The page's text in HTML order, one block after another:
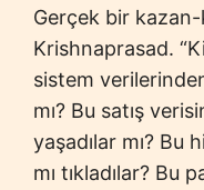
Gerçek bir
Krishnaprasad.
sistem
mı? Bu satış
yaşadılar mı? Bu
mı tıkladılar? Bu